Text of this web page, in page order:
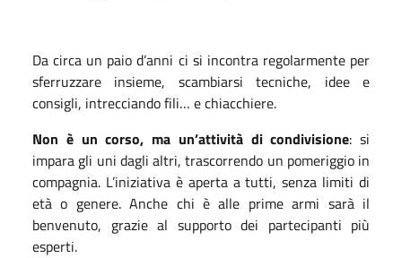
Da circa un paio d’anni ci si incontra regolarmente per
sferruzzare insieme, scambiarsi tecniche, idee e
consigli, intrecciando fili… e chiacchiere.
Non è un corso, ma un’attività di condivisione: si
impara gli uni dagli altri, trascorrendo un pomeriggio in
compagnia. L’iniziativa è aperta a tutti, senza limiti di
età o genere. Anche chi è alle prime armi sarà il
benvenuto, grazie al supporto dei partecipanti più
esperti.